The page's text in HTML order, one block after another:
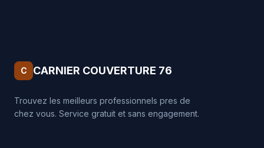
C CARNIER COUVERTURE 76
Trouvez les meilleurs professionnels pres de
chez vous. Service gratuit et sans engagement.